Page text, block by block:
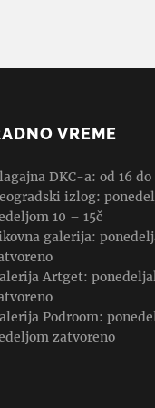
VREME
DKC-a: od 16
izlog:
10 – 15č
galerija:
Artget:
Podroom:
zatvoreno